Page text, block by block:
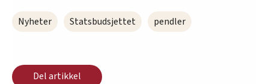
Nyheter Statsbudsjettet pendler
Del artikkel